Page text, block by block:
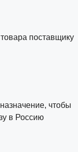
поставщику
чтобы
в Россию